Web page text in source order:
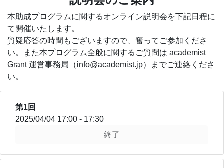
本助成プログラムに関するオンライン説明会を下記日程に
て開催いたします。
質疑応答の時間もございますので、奮ってご参加くださ
い。また本プログラム全般に関するご質問は academist
Grant 運営事務局（info@academist.jp）までご連絡くださ
い。
第1回
2025/04/04 17:00 - 17:30
終了